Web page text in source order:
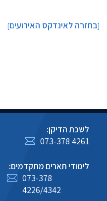
[בחזרה לאינדקס האירועים]
לשכת הדיקן:
073-378 4261
לימודי תארים מתקדמים:
073-378
4226/4342